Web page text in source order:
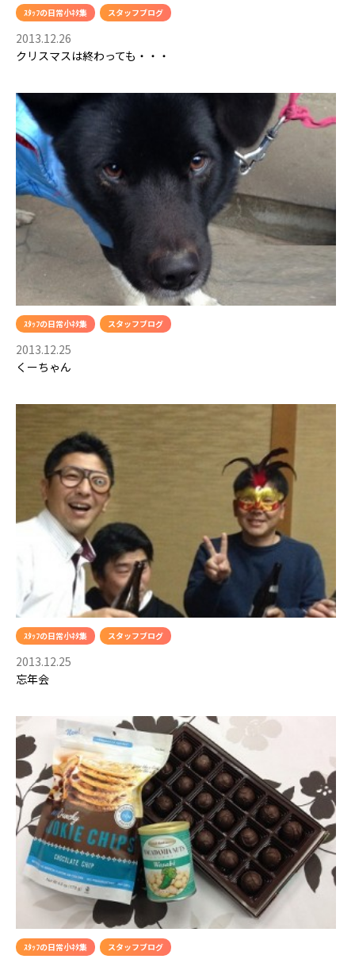
ｽﾀｯﾌの日常小ﾈﾀ集 スタッフブログ
2013.12.26
クリスマスは終わっても・・・
ｽﾀｯﾌの日常小ﾈﾀ集 スタッフブログ
2013.12.25
くーちゃん
ｽﾀｯﾌの日常小ﾈﾀ集 スタッフブログ
2013.12.25
忘年会
ｽﾀｯﾌの日常小ﾈﾀ集 スタッフブログ